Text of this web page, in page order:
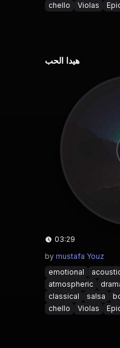
chello
Violas
هيدا الحب
03:29
by mustafa Youz
emotional
atmospheric
classical
salsa
chello
Violas